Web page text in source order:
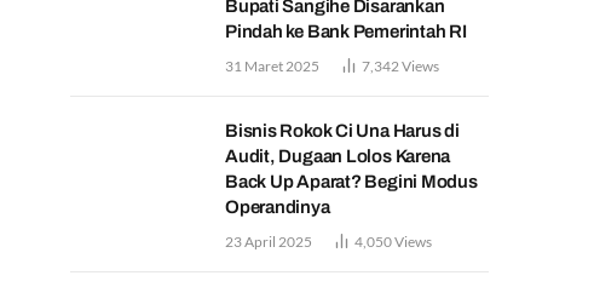
Bupati Sangihe Disarankan
Pindah ke Bank Pemerintah RI
31 Maret 2025 7,342 Views
Bisnis Rokok Ci Una Harus di
Audit, Dugaan Lolos Karena
Back Up Aparat? Begini Modus
Operandinya
23 April 2025 4,050Views